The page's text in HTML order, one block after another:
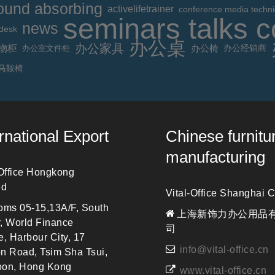
absorbing activelifetrainer conference media
news seminars talks
柜 办公室文件柜 办公家具 办公桌 办公椅 办公经销商
鞍椅
Export
Hongkong
05-15,13A/F, South
World Finance
Harbour City, 17
Road, Tsim Sha Tsui,
Hong Kong
Chinese
manufacturing
Vital-Office Shanghai
上海新饰力办公用品
司
info@vital-office.cn
www.vital-office.cn